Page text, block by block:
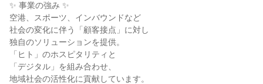
✨ 事業の強み ✨
空港、スポーツ、インバウンドなど
社会の変化に伴う「顧客接点」に対し
独自のソリューションを提供。
「ヒト」のホスピタリティと
「デジタル」を組み合わせ、
地域社会の活性化に貢献しています。